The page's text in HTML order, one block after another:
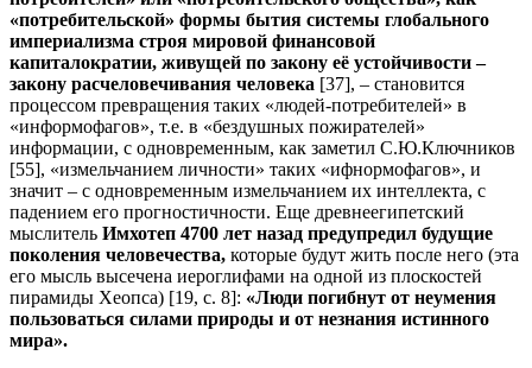
«потребительской» формы бытия системы глобального
империализма строя мировой финансовой
капиталократии, живущей по закону её устойчивости –
закону расчеловечивания человека [37], – становится
процессом превращения таких «людей-потребителей» в
«информофагов», т.е. в «бездушных пожирателей»
информации, с одновременным, как заметил С.Ю.Ключников
[55], «измельчанием личности» таких «ифнормофагов», и
значит – с одновременным измельчанием их интеллекта, с
падением его прогностичности. Еще древнеегипетский
мыслитель Имхотеп 4700 лет назад предупредил будущие
поколения человечества, которые будут жить после него (эта
его мысль высечена иероглифами на одной из плоскостей
пирамиды Хеопса) [19, с. 8]: «Люди погибнут от неумения
пользоваться силами природы и от незнания истинного
мира».